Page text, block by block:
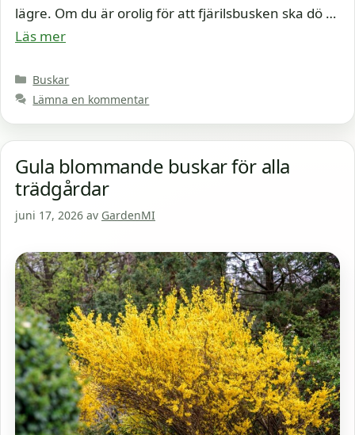
lägre. Om du är orolig för att fjärilsbusken ska dö …
Läs mer
Kategorier
Buskar
Lämna en kommentar
Gula blommande buskar för alla
trädgårdar
juni 17, 2026 av GardenMI